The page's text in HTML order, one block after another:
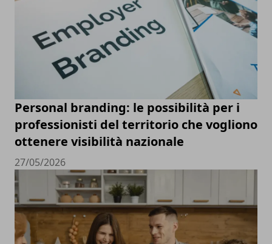
Personal branding: le possibilità per i
professionisti del territorio che vogliono
ottenere visibilità nazionale
27/05/2026